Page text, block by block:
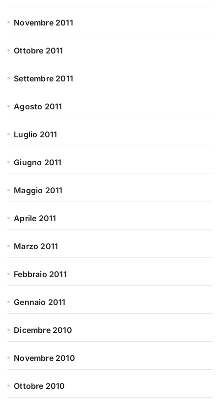
Novembre 2011
Ottobre 2011
Settembre 2011
Agosto 2011
Luglio 2011
Giugno 2011
Maggio 2011
Aprile 2011
Marzo 2011
Febbraio 2011
Gennaio 2011
Dicembre 2010
Novembre 2010
Ottobre 2010